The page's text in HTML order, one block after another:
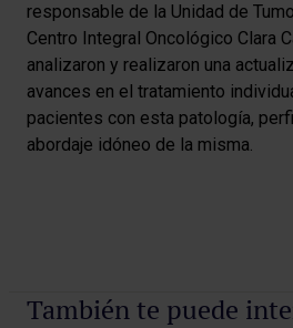
responsable de la Unidad de
Centro Integral Oncológico Clara
analizaron y realizaron una
avances en el tratamiento
pacientes con esta patología,
abordaje idóneo de la misma.
También te puede